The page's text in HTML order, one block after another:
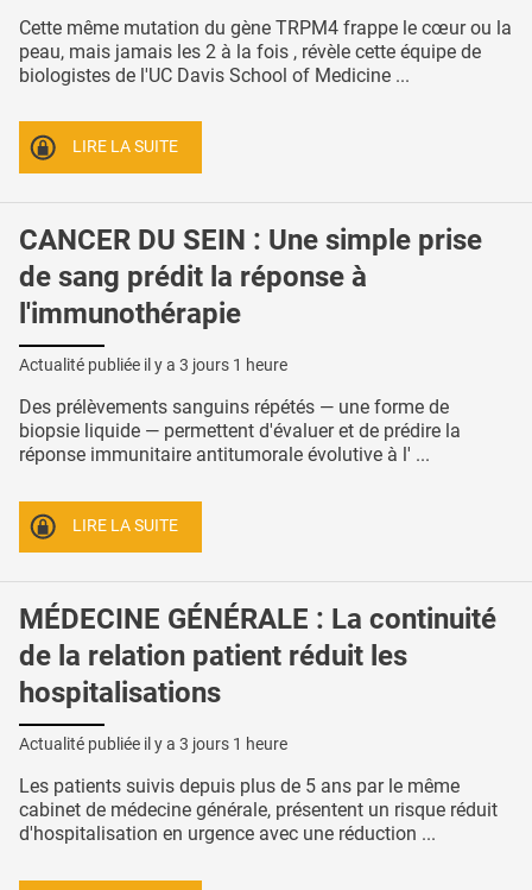
Cette même mutation du gène TRPM4 frappe le cœur ou la
peau, mais jamais les 2 à la fois , révèle cette équipe de
biologistes de l'UC Davis School of Medicine ...
LIRE LA SUITE
CANCER DU SEIN : Une simple prise
de sang prédit la réponse à
l'immunothérapie
Actualité publiée il y a 3 jours 1 heure
Des prélèvements sanguins répétés — une forme de
biopsie liquide — permettent d'évaluer et de prédire la
réponse immunitaire antitumorale évolutive à l' ...
LIRE LA SUITE
MÉDECINE GÉNÉRALE : La continuité
de la relation patient réduit les
hospitalisations
Actualité publiée il y a 3 jours 1 heure
Les patients suivis depuis plus de 5 ans par le même
cabinet de médecine générale, présentent un risque réduit
d'hospitalisation en urgence avec une réduction ...